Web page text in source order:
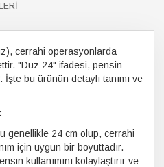
cerrahi operasyonlarda
"Düz 24" ifadesi, pensin
bu ürünün detaylı tanımı ve
genellikle 24 cm olup, cerrahi
için uygun bir boyuttadır.
kullanımını kolaylaştırır ve